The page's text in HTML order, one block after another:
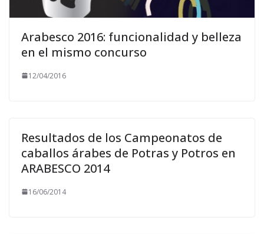
Arabesco 2016: funcionalidad y belleza
en el mismo concurso
12/04/2016
Resultados de los Campeonatos de
caballos árabes de Potras y Potros en
ARABESCO 2014
16/06/2014